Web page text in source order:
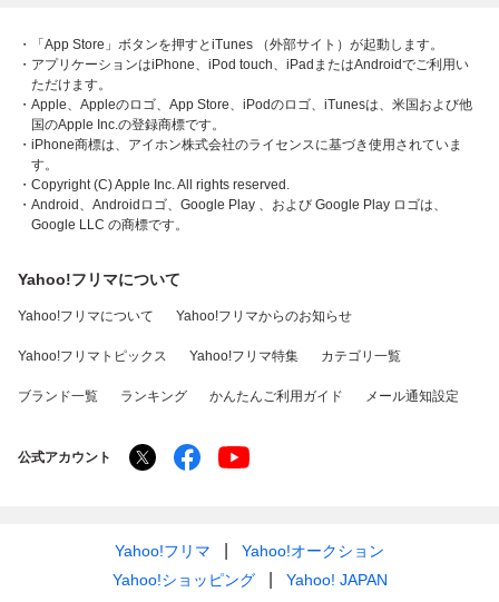
・「App Store」ボタンを押すとiTunes （外部サイト）が起動します。
・アプリケーションはiPhone、iPod touch、iPadまたはAndroidでご利用い
ただけます。
・Apple、Appleのロゴ、App Store、iPodのロゴ、iTunesは、米国および他
国のApple Inc.の登録商標です。
・iPhone商標は、アイホン株式会社のライセンスに基づき使用されていま
す。
・Copyright (C) Apple Inc. All rights reserved.
・Android、Androidロゴ、Google Play 、および Google Play ロゴは、
Google LLC の商標です。
Yahoo!フリマについて
Yahoo!フリマについて Yahoo!フリマからのお知らせ
Yahoo!フリマトピックス Yahoo!フリマ特集 カテゴリ一覧
ブランド一覧 ランキング かんたんご利用ガイド メール通知設定
公式アカウント
Yahoo!フリマ
Yahoo!オークション
Yahoo!ショッピング
Yahoo! JAPAN